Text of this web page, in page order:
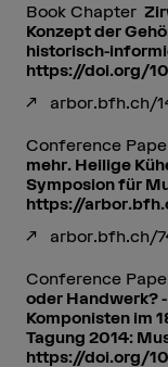
Book Chapter
Konzept der
historisch-
https://doi.org/
arbor.bfh.ch/
Conference
mehr. Heilige
Symposion für
https://
arbor.bfh.ch/
Conference
oder Handwerk?
Komponisten im
Tagung 2014:
https://doi.org/